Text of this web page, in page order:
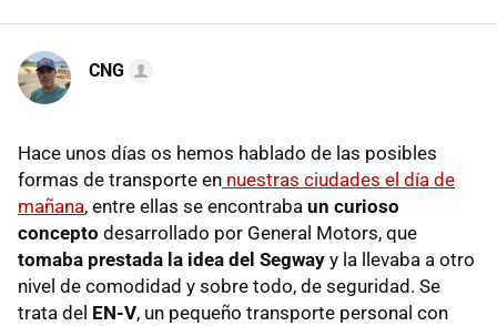
CNG
Hace unos días os hemos hablado de las posibles
formas de transporte en nuestras ciudades el día de
mañana, entre ellas se encontraba un curioso
concepto desarrollado por General Motors, que
tomaba prestada la idea del Segway y la llevaba a otro
nivel de comodidad y sobre todo, de seguridad. Se
trata del EN-V, un pequeño transporte personal con